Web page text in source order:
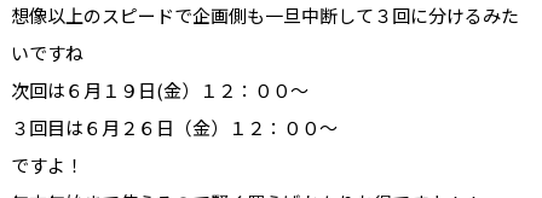
想像以上のスピードで企画側も一旦中断して３回に分けるみた
いですね
次回は６月１９日(金）１２：００～
３回目は６月２６日（金）１２：００～
ですよ！